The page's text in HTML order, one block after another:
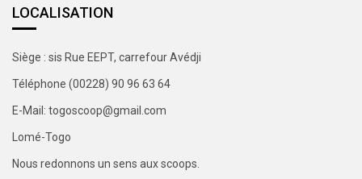
LOCALISATION
Siège : sis Rue EEPT, carrefour Avédji
Téléphone (00228) 90 96 63 64
E-Mail: togoscoop@gmail.com
Lomé-Togo
Nous redonnons un sens aux scoops.